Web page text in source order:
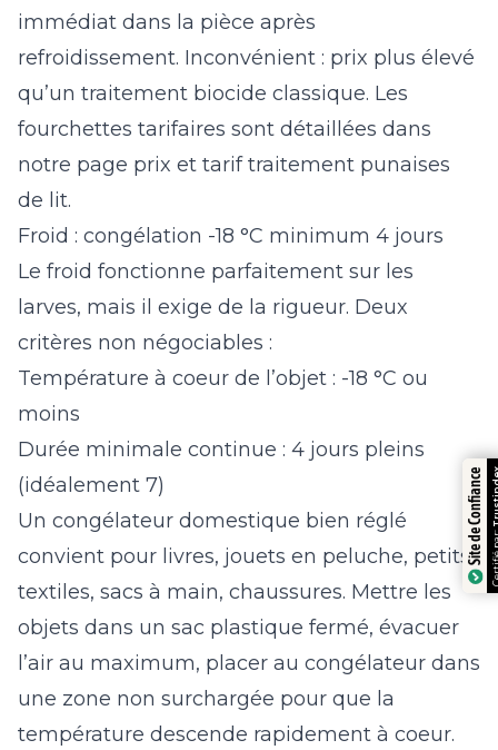
immédiat dans la pièce après
refroidissement. Inconvénient : prix plus élevé
qu’un traitement biocide classique. Les
fourchettes tarifaires sont détaillées dans
notre page prix et tarif traitement punaises
de lit.
Froid : congélation -18 °C minimum 4 jours
Le froid fonctionne parfaitement sur les
larves, mais il exige de la rigueur. Deux
critères non négociables :
Température à coeur de l’objet : -18 °C ou
moins
Durée minimale continue : 4 jours pleins
(idéalement 7)
Un congélateur domestique bien réglé
convient pour livres, jouets en peluche, petits
textiles, sacs à main, chaussures. Mettre les
objets dans un sac plastique fermé, évacuer
l’air au maximum, placer au congélateur dans
une zone non surchargée pour que la
température descende rapidement à coeur.
Site de ConfianceCertifié par:
Trustindex